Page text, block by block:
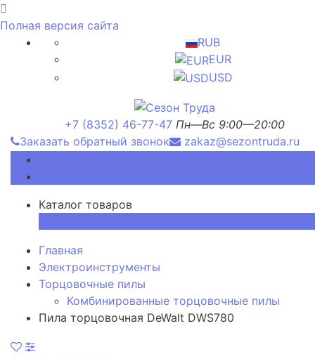
Полная версия сайта
RUB
EUR
USD
+7 (8352) 46-77-47 Пн—Вс 9:00—20:00
Заказать обратный звонок
zakaz@sezontruda.ru
Каталог товаров
Главная
Электроинструменты
Торцовочные пилы
Комбинированные торцовочные пилы
Пила торцовочная DeWalt DWS780